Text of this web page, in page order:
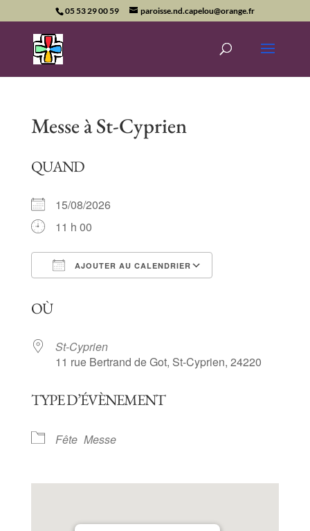
05 53 29 00 59 paroisse.nd.capelou@orange.fr
Messe à St-Cyprien
QUAND
15/08/2026
11 h 00
AJOUTER AU CALENDRIER
OÙ
St-Cyprien
11 rue Bertrand de Got, St-Cyprien, 24220
TYPE D’ÉVÈNEMENT
Fête Messe